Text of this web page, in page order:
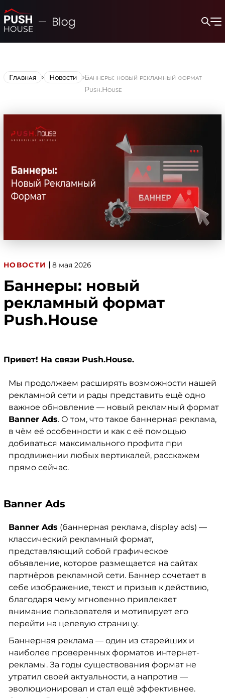
Главная Новости
Баннеры: новый рекламный формат
Push.House
НОВОСТИ 8 мая 2026
Баннеры: новый
рекламный формат
Push.House
Привет! На связи Push.House.
Мы продолжаем расширять возможности нашей
рекламной сети и рады представить ещё одно
важное обновление — новый рекламный формат
Banner Ads. О том, что такое баннерная реклама,
в чём её особенности и как с её помощью
добиваться максимального профита при
продвижении любых вертикалей, расскажем
прямо сейчас.
Banner Ads
Banner Ads (баннерная реклама, display ads) —
классический рекламный формат,
представляющий собой графическое
объявление, которое размещается на сайтах
партнёров рекламной сети. Баннер сочетает в
себе изображение, текст и призыв к действию,
благодаря чему мгновенно привлекает
внимание пользователя и мотивирует его
перейти на целевую страницу.
Баннерная реклама — один из старейших и
наиболее проверенных форматов интернет-
рекламы. За годы существования формат не
утратил своей актуальности, а напротив —
эволюционировал и стал ещё эффективнее.